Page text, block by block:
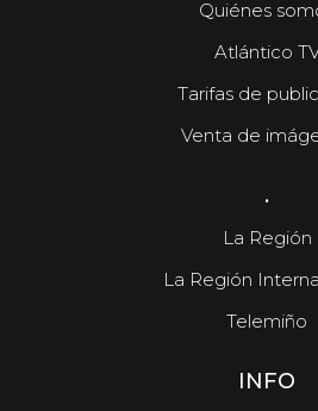
Quiénes
Atlántico
Tarifas de
Venta de
.
La Región
La Región
Telemiño
INFO